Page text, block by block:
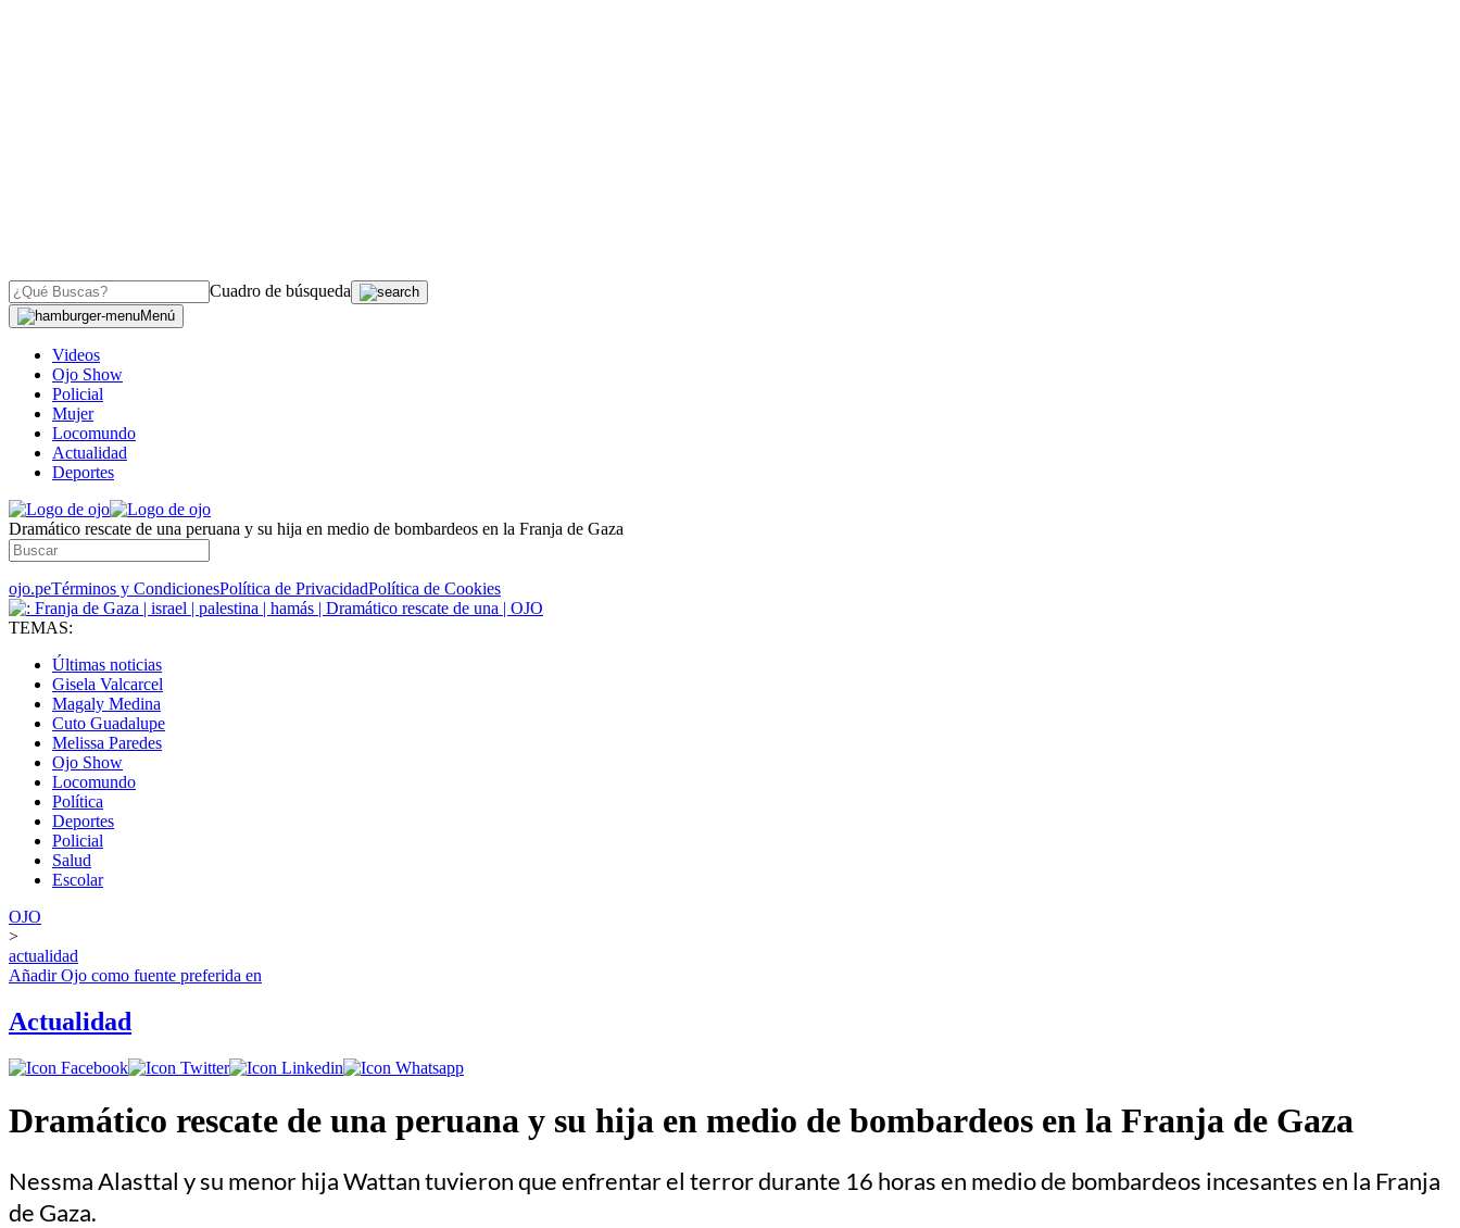
Cuadro de búsqueda
Menú
Videos
Ojo Show
Policial
Mujer
Locomundo
Actualidad
Deportes
Dramático rescate de una peruana y su hija en medio de bombardeos en la Franja de Gaza
ojo.peTérminos y CondicionesPolítica de PrivacidadPolítica de Cookies
TEMAS:
Últimas noticias
Gisela Valcarcel
Magaly Medina
Cuto Guadalupe
Melissa Paredes
Ojo Show
Locomundo
Política
Deportes
Policial
Salud
Escolar
OJO
>
actualidad
AñadirOjo como fuente preferida en
Actualidad
Dramático rescate de una peruana y su hija en medio de bombardeos en la Franja de Gaza
Nessma Alasttal y su menor hija Wattan tuvieron que enfrentar el terror durante 16 horas en medio de bombardeos incesantes en la Franja
de Gaza.